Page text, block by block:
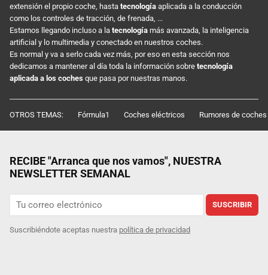
extensión el propio coche, hasta tecnología aplicada a la conducción
como los controles de tracción, de frenada, ...
Estamos llegando incluso a la tecnología más avanzada, la inteligencia
artificial y lo multimedia y conectado en nuestros coches.
Es normal y va a serlo cada vez más, por eso en esta sección nos
dedicamos a mantener al día toda la información sobre tecnología
aplicada a los coches que pasa por nuestras manos.
OTROS TEMAS: Fórmula1 Coches eléctricos Rumores de coches
RECIBE "Arranca que nos vamos", NUESTRA
NEWSLETTER SEMANAL
SUSCRIBIR
Suscribiéndote aceptas nuestra política de privacidad